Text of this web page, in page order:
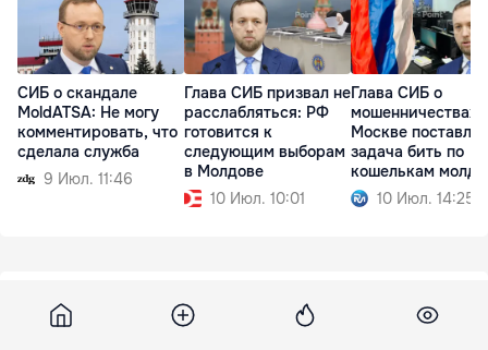
СИБ о скандале
MoldATSA: Не могу
комментировать, что
сделала служба
9 Июл. 11:46
Глава СИБ призвал не
расслабляться: РФ
готовится к
следующим выборам
в Молдове
10 Июл. 10:01
Глава СИБ о
мошенничествах:
Москве
задача бить по
кошелькам
10 Июл. 14:25
ВОЗ: Европа недостаточно